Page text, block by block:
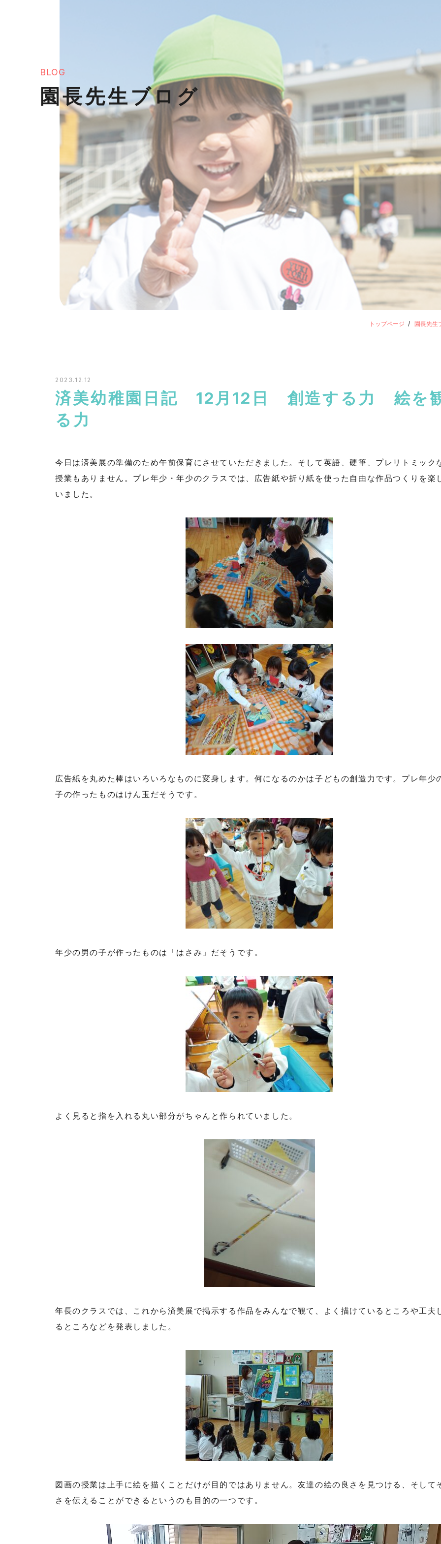
BLOG
園長先生ブログ
トップページ 園長先生
2023.12.12
済美幼稚園日記 12月12日 創造する力 絵を
る力
今日は済美展の準備のため午前保育にさせていただきました。そして英語、硬筆、プレリトミック
授業もありません。プレ年少・年少のクラスでは、広告紙や折り紙を使った自由な作品つくりを楽
いました。
広告紙を丸めた棒はいろいろなものに変身します。何になるのかは子どもの創造力です。プレ年少
子の作ったものはけん玉だそうです。
年少の男の子が作ったものは「はさみ」だそうです。
よく見ると指を入れる丸い部分がちゃんと作られていました。
年長のクラスでは、これから済美展で掲示する作品をみんなで観て、よく描けているところや工夫
るところなどを発表しました。
図画の授業は上手に絵を描くことだけが目的ではありません。友達の絵の良さを見つける、そして
さを伝えることができるというのも目的の一つです。